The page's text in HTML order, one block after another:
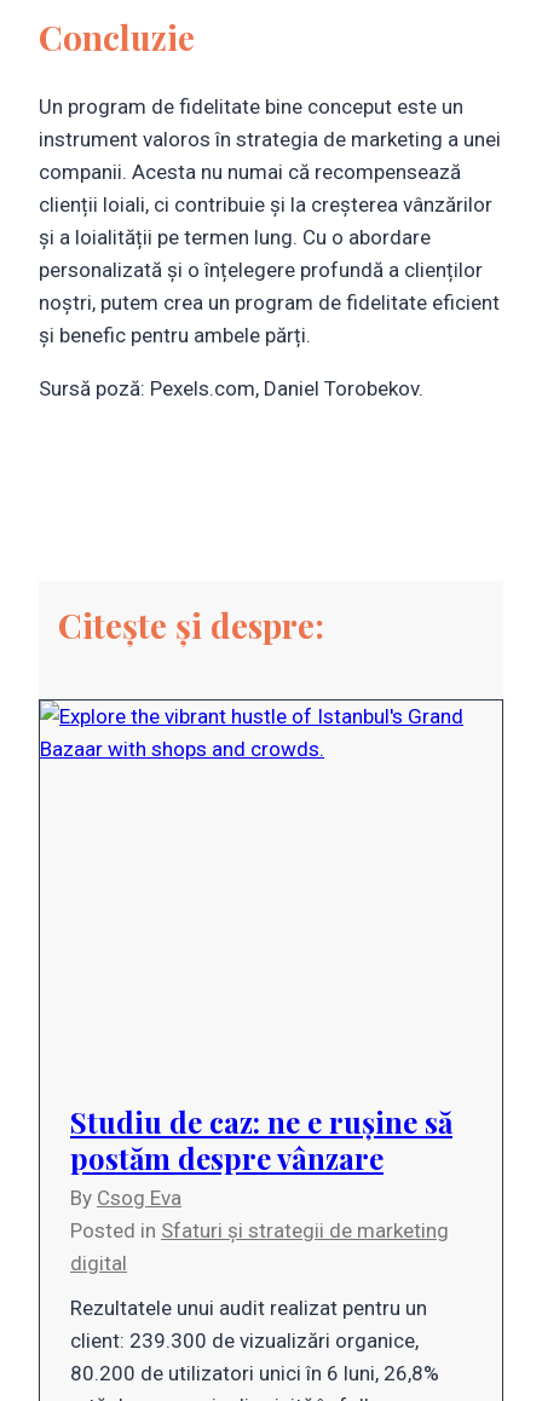
Concluzie
Un program de fidelitate bine conceput este un
instrument valoros în strategia de marketing a unei
companii. Acesta nu numai că recompensează
clienții loiali, ci contribuie și la creșterea vânzărilor
și a loialității pe termen lung. Cu o abordare
personalizată și o înțelegere profundă a clienților
noștri, putem crea un program de fidelitate eficient
și benefic pentru ambele părți.
Sursă poză: Pexels.com, Daniel Torobekov.
Citește și despre:
Studiu de caz: ne e rușine să
postăm despre vânzare
By Csog Eva
Posted in Sfaturi și strategii de marketing
digital
Rezultatele unui audit realizat pentru un
client: 239.300 de vizualizări organice,
80.200 de utilizatori unici în 6 luni, 26,8%